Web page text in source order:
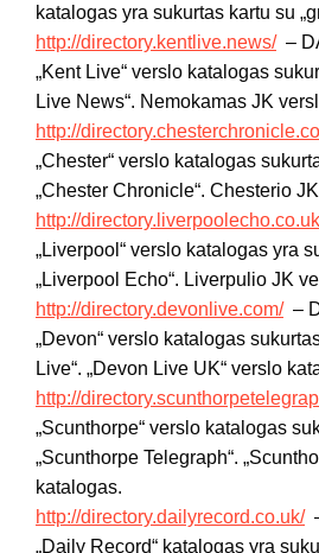
katalogas yra sukurtas kartu su
http://directory.kentlive.news/–
„Kent Live“ verslo katalogas
Live News“. Nemokamas JK
http://
„Chester“ verslo katalogas
„Chester Chronicle“. Chesterio
http://
„Liverpool“ verslo katalogas yra
„Liverpool Echo“. Liverpulio JK
http://directory.devonlive.com/–
„Devon“ verslo katalogas
Live“. „Devon Live UK“ verslo
http://
„Scunthorpe“ verslo katalogas
„Scunthorpe Telegraph“.
katalogas.
http://directory.dailyrecord.co.uk/
„Daily Record“ katalogas yra